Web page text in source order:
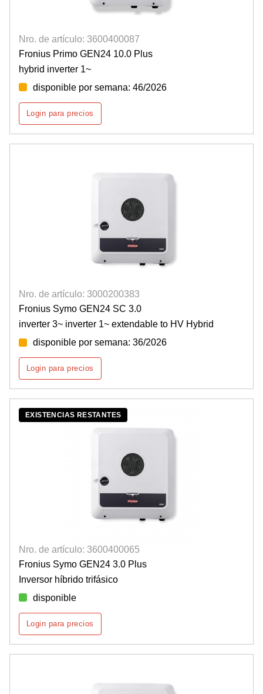
Nro. de artículo: 3600400087
Fronius Primo GEN24 10.0 Plus
hybrid inverter 1~
disponible por semana: 46/2026
Login para precios
Nro. de artículo: 3000200383
Fronius Symo GEN24 SC 3.0
inverter 3~ inverter 1~ extendable to HV Hybrid
disponible por semana: 36/2026
Login para precios
EXISTENCIAS RESTANTES
Nro. de artículo: 3600400065
Fronius Symo GEN24 3.0 Plus
Inversor híbrido trifásico
disponible
Login para precios